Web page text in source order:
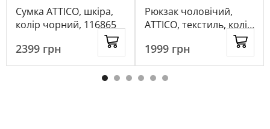
Сумка ATTICO, шкіра,
колір чорний, 116865
2399 грн
Рюкзак чоловічий,
ATTICO, текстиль, колір
1999 грн